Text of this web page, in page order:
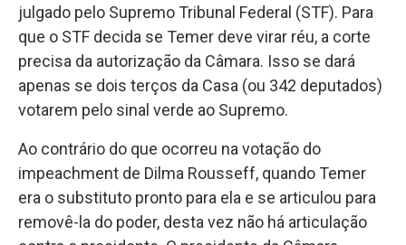
julgado pelo Supremo Tribunal Federal (STF). Para
que o STF decida se Temer deve virar réu, a corte
precisa da autorização da Câmara. Isso se dará
apenas se dois terços da Casa (ou 342 deputados)
votarem pelo sinal verde ao Supremo.
Ao contrário do que ocorreu na votação do
impeachment de Dilma Rousseff, quando Temer
era o substituto pronto para ela e se articulou para
removê-la do poder, desta vez não há articulação